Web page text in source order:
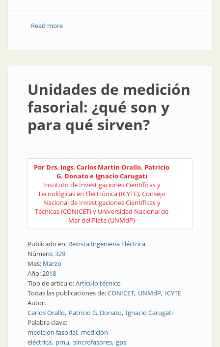
Read moreabout Desafíos y oportunidades de las redes
Unidades de medición
fasorial: ¿qué son y
para qué sirven?
Por Drs. Ings. Carlos Martín Orallo, Patricio
G. Donato e Ignacio Carugati
Instituto de Investigaciones Científicas y
Tecnológicas en Electrónica (ICYTE), Consejo
Nacional de Investigaciones Científicas y
Técnicas (CONICET) y Universidad Nacional de
Mar del Plata (UNMdP)
Publicado en: Revista Ingeniería Eléctrica
Número:329
Mes: Marzo
Año:2018
Tipo de artículo:Artículo técnico
Todas las publicaciones de:CONICET UNMdP ICYTE
Autor:
Carlos Orallo Patricio G. Donato Ignacio Carugati
Palabra clave:
medicion fasorial medición
eléctrica pmu sincrofasores gps